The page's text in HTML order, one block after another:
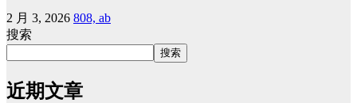
2 月 3, 2026 808, ab
搜索
搜索
近期文章